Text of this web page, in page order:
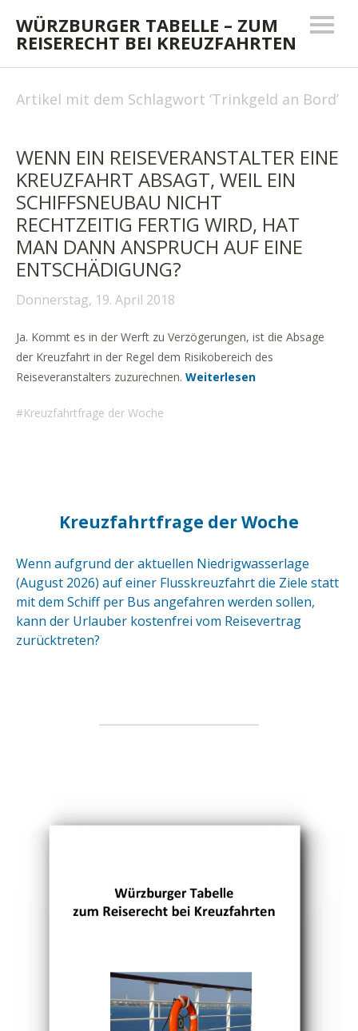
WÜRZBURGER TABELLE – ZUM
REISERECHT BEI KREUZFAHRTEN
Artikel mit dem Schlagwort ‘Trinkgeld an Bord’
WENN EIN REISEVERANSTALTER EINE
KREUZFAHRT ABSAGT, WEIL EIN
SCHIFFSNEUBAU NICHT
RECHTZEITIG FERTIG WIRD, HAT
MAN DANN ANSPRUCH AUF EINE
ENTSCHÄDIGUNG?
Donnerstag, 19. April 2018
Ja. Kommt es in der Werft zu Verzögerungen, ist die Absage
der Kreuzfahrt in der Regel dem Risikobereich des
Reiseveranstalters zuzurechnen. Weiterlesen
Kreuzfahrtfrage der Woche
Kreuzfahrtfrage der Woche
Wenn aufgrund der aktuellen Niedrigwasserlage
(August 2026) auf einer Flusskreuzfahrt die Ziele statt
mit dem Schiff per Bus angefahren werden sollen,
kann der Urlauber kostenfrei vom Reisevertrag
zurücktreten?